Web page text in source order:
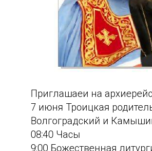
Приглашаеи на
7 июня Троицкая
Волгоградский и
08:40 Часы
9:00 Божественная